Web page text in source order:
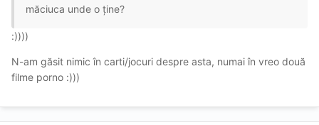
măciuca unde o ține?
:))))
N-am găsit nimic în carti/jocuri despre asta, numai în vreo două
filme porno :)))